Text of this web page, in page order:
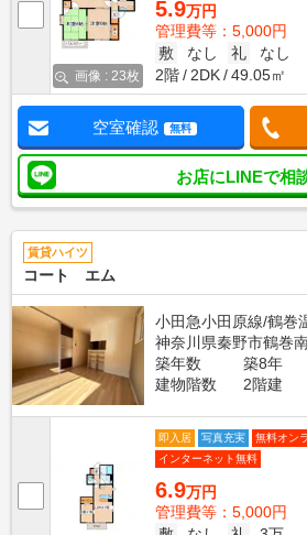
画像 : 23枚
5.9万円
管理費等：5,000円
敷
なし 礼
なし
2階
2DK 49.05㎡
空室確認 無料
お店にLINEで相
賃貸ハイツ
コート エム
小田急小田原線/鶴巻
神奈川県秦野市鶴巻
築年数
築8年
建物階数
2階建
即入居 写真充実
無料オン
インターネット無料
6.9万円
管理費等：5,000円